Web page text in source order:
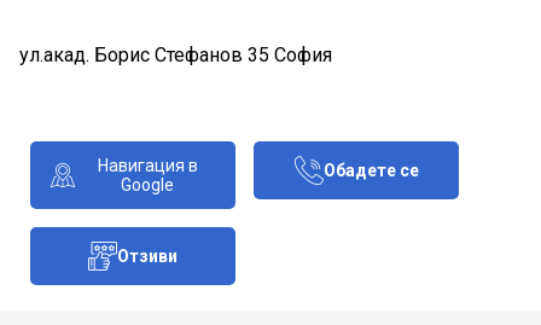
ул.акад. Борис Стефанов 35 София
Навигация в
Google
Обадете се
Отзиви